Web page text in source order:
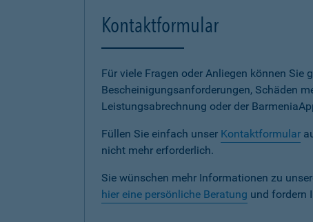
Kontaktformular
Für viele Fragen oder Anliegen können
Bescheinigungsanforderungen, Schäden
Leistungsabrechnung oder der
Füllen Sie einfach unser Kontaktformular
nicht mehr erforderlich.
Sie wünschen mehr Informationen zu
hier eine persönliche Beratung und fordern